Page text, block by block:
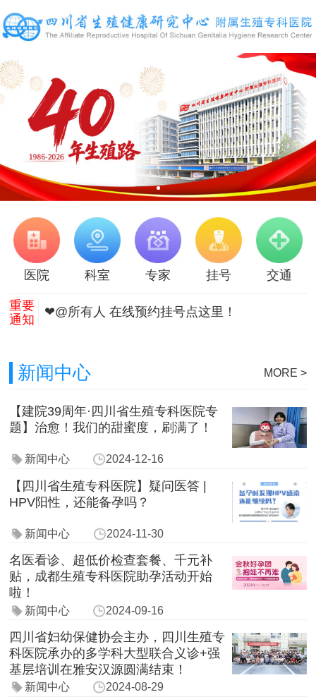
医院 科室 专家 挂号 交通
重要
通知
❤@所有人 在线预约挂号点这里！
新闻中心 MORE >
【建院39周年·四川省生殖专科医院专
题】治愈！我们的甜蜜度，刷满了！
新闻中心 2024-12-16
【四川省生殖专科医院】疑问医答 |
HPV阳性，还能备孕吗？
新闻中心 2024-11-30
名医看诊、超低价检查套餐、千元补
贴，成都生殖专科医院助孕活动开始
啦！
新闻中心 2024-09-16
四川省妇幼保健协会主办，四川生殖专
科医院承办的多学科大型联合义诊+强
基层培训在雅安汉源圆满结束！
新闻中心 2024-08-29